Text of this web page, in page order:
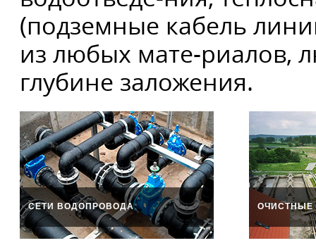
(подземные кабель
из любых мате-риалов,
глубине заложения.
СЕТИ ВОДОПРОВОДА ОЧИСТНЫЕ